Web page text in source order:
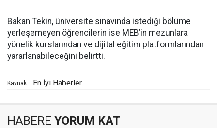
Bakan Tekin, üniversite sınavında istediği bölüme
yerleşemeyen öğrencilerin ise MEB’in mezunlara
yönelik kurslarından ve dijital eğitim platformlarından
yararlanabileceğini belirtti.
Kaynak: En İyi Haberler
HABERE YORUM KAT